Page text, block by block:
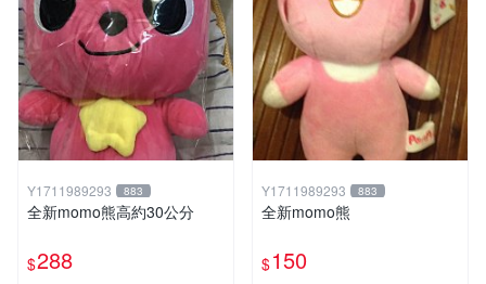
Y1711989293 883
全新momo熊高約30公分
$288
Y1711989293 883
全新momo熊
$150